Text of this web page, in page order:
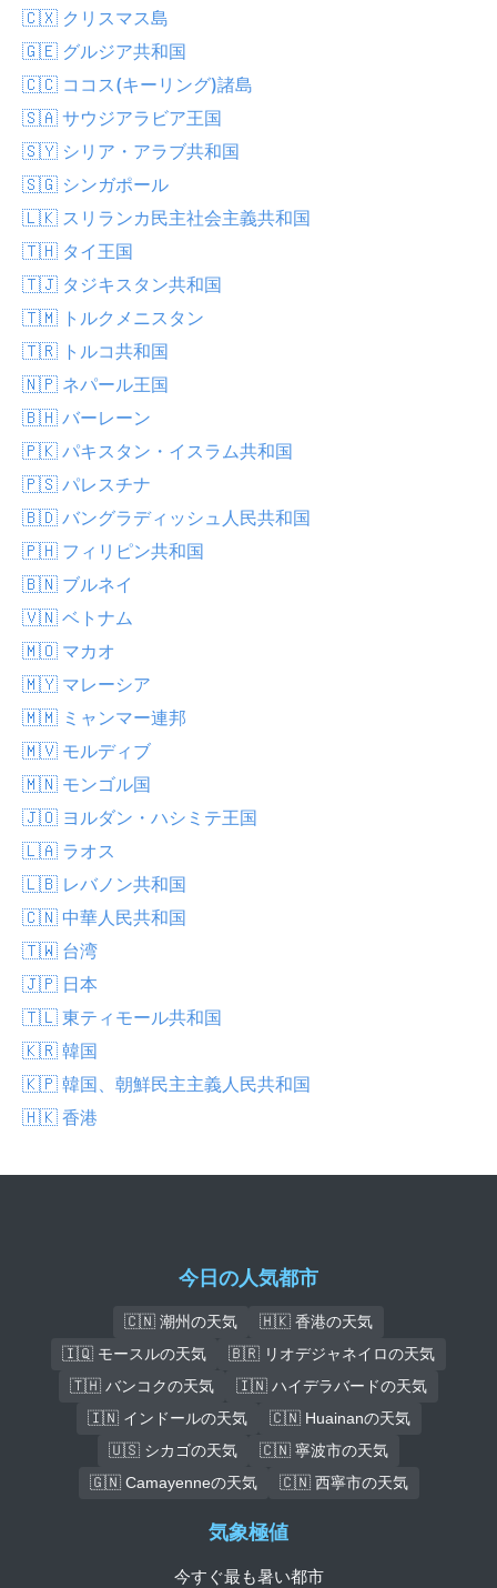
🇨🇽 クリスマス島
🇬🇪 グルジア共和国
🇨🇨 ココス(キーリング)諸島
🇸🇦 サウジアラビア王国
🇸🇾 シリア・アラブ共和国
🇸🇬 シンガポール
🇱🇰 スリランカ民主社会主義共和国
🇹🇭 タイ王国
🇹🇯 タジキスタン共和国
🇹🇲 トルクメニスタン
🇹🇷 トルコ共和国
🇳🇵 ネパール王国
🇧🇭 バーレーン
🇵🇰 パキスタン・イスラム共和国
🇵🇸 パレスチナ
🇧🇩 バングラディッシュ人民共和国
🇵🇭 フィリピン共和国
🇧🇳 ブルネイ
🇻🇳 ベトナム
🇲🇴 マカオ
🇲🇾 マレーシア
🇲🇲 ミャンマー連邦
🇲🇻 モルディブ
🇲🇳 モンゴル国
🇯🇴 ヨルダン・ハシミテ王国
🇱🇦 ラオス
🇱🇧 レバノン共和国
🇨🇳 中華人民共和国
🇹🇼 台湾
🇯🇵 日本
🇹🇱 東ティモール共和国
🇰🇷 韓国
🇰🇵 韓国、朝鮮民主主義人民共和国
🇭🇰 香港
今日の人気都市
🇨🇳 潮州の天気
🇭🇰 香港の天気
🇮🇶 モースルの天気
🇧🇷 リオデジャネイロの天気
🇹🇭 バンコクの天気
🇮🇳 ハイデラバードの天気
🇮🇳 インドールの天気
🇨🇳 Huainanの天気
🇺🇸 シカゴの天気
🇨🇳 寧波市の天気
🇬🇳 Camayenneの天気
🇨🇳 西寧市の天気
気象極値
今すぐ最も暑い都市